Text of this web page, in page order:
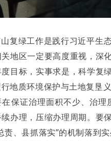
复绿工作是践行习近平生
地区一定要高度重视，深
目标，实事求是，科学复
地质环境保护与土地复垦
保证治理面积不少、治
办理，压缩办理周期。要
责、县抓落实”的机制落到